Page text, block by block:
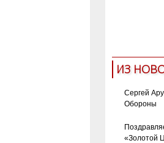
ИЗ
Сергей
Обороны
«Золотой